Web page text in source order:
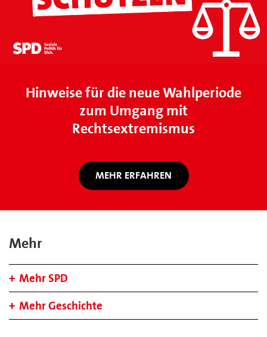
Hinweise für die neue Wahlperiode
zum Umgang mit
Rechtsextremismus
MEHR ERFAHREN
Mehr
Mehr SPD
Mehr Geschichte